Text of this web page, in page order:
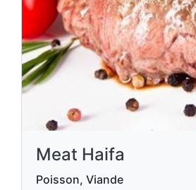
Meat Haifa
Poisson, Viande